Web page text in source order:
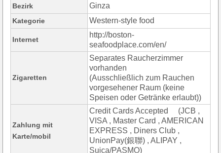
Bezirk Ginza
Kategorie Western-style food
Internet
http://boston-
seafoodplace.com/en/
Zigaretten
Separates Raucherzimmer
vorhanden
(Ausschließlich zum Rauchen
vorgesehener Raum (keine
Speisen oder Getränke erlaubt))
Zahlung mit
Karte/mobil
Credit Cards Accepted (JCB ,
VISA , Master Card , AMERICAN
EXPRESS , Diners Club ,
UnionPay(銀聯) , ALIPAY ,
Suica/PASMO)